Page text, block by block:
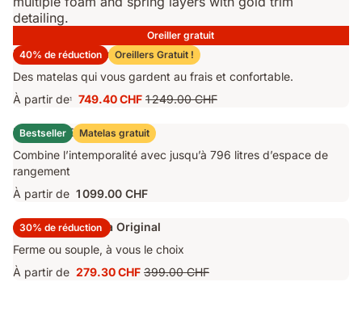
Oreiller gratuit
40% de réduction
Oreillers Gratuit !
Matelas Emma Original Pro
Des matelas qui vous gardent au frais et confortable.
À partir de1
Prix
749.40 CHF
749.40 CHF Prix
d'origine
1 249.00 CHF
1 249.00 CHF
Bestseller Matelas gratuit
Lit Coffre Emma Original
Combine l’intemporalité avec jusqu’à 796 litres d’espace de
rangement
À partir de 1 099.00 CHF
30% de réduction
Surmatelas Emma Original
Ferme ou souple, à vous le choix
À partir de Prix
279.30 CHF Prix
399.00 CHF